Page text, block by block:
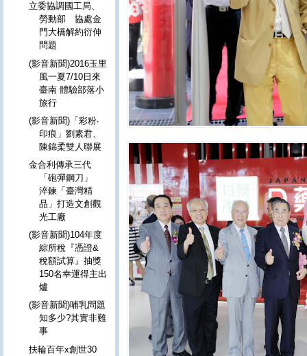
立委協調國工局、
勞動部 協處金
門大橋解約衍伸
問題
(影音新聞)2016玉里
風一夏7/10日來
臺南 體驗部落小
旅行
(影音新聞)「彩粉‧
印痕」劉素君、
陳錦柔雙人聯展
金合利傳承三代
「砲彈鋼刀」
淬鍊「臺灣精
品」打造文創觀
光工廠
(影音新聞)104年度
綜所稅『憑證&
稅額試算』抽獎
150名幸運得主出
爐
(影音新聞)哺乳問題
知多少?其實非難
事
扶輪百年x創世30